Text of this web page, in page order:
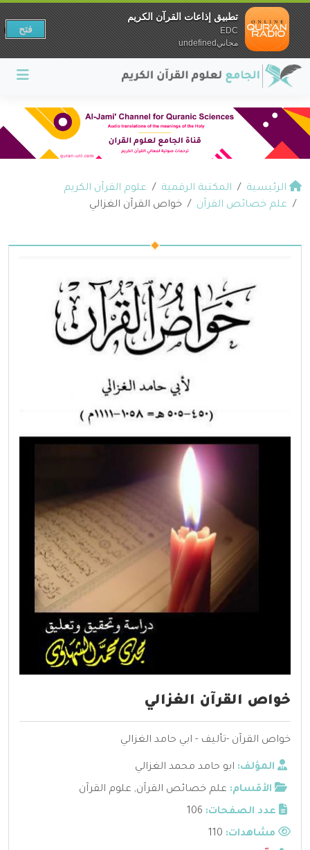
الرئيسية المكتبة الرقمية
علوم القرآن الكريم
علم خصائص القرآن
خواص القرآن الغزالي
خواص القرآن الغزالي
خواص القرآن -تأليف - ابي حامد الغزالي
المؤلف: ابو حامد محمد الغزالي
الأقسام: علم خصائص القرآن, علوم القرآن
عدد الصفحات: 106
مشاهدات:
تطبيق إذاعات القرآن الكريم
EDC
مجانيundefined
فتح